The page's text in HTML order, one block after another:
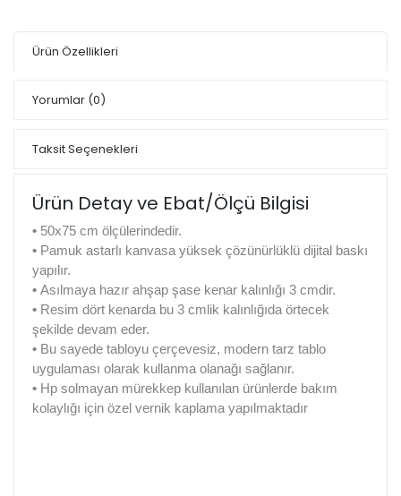
Ürün Özellikleri
Yorumlar (0)
Taksit Seçenekleri
Ürün Detay ve Ebat/Ölçü Bilgisi
• 50x75 cm ölçülerindedir.
• Pamuk astarlı kanvasa yüksek çözünürlüklü dijital baskı
yapılır.
• Asılmaya hazır ahşap şase kenar kalınlığı 3 cmdir.
• Resim dört kenarda bu 3 cmlik kalınlığıda örtecek
şekilde devam eder.
• Bu sayede tabloyu çerçevesiz, modern tarz tablo
uygulaması olarak kullanma olanağı sağlanır.
• Hp solmayan mürekkep kullanılan ürünlerde bakım
kolaylığı için özel vernik kaplama yapılmaktadır